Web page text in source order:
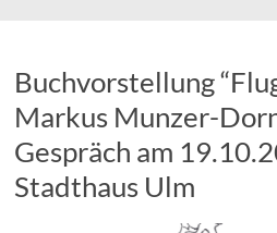
Buchvorstellung
Markus Munzer-
Gespräch am
Stadthaus Ulm